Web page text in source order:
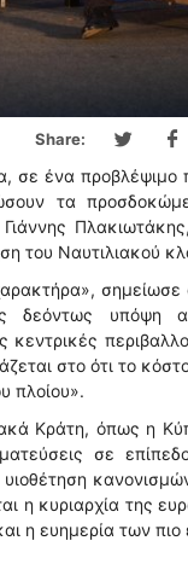
Share:
σε ένα προβλέψιμο
τα
του Ναυτιλιακού
δεόντως υπόψη
κεντρικές
στο ότι το
πλοίου».
Κράτη, όπως η
σε
η κυριαρχία της
η ευημερία των